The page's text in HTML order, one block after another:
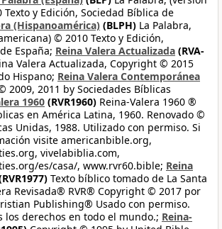
y Edición, Sociedad Bíblica de
(Hispanoamérica) (BLPH) La Palabra,
© 2010 Texto y Edición,
España; Reina Valera Actualizada (RVA-
Valera Actualizada, Copyright © 2015
Hispano; Reina Valera Contemporánea
2009, 2011 by Sociedades Bíblicas
1960 (RVR1960) Reina-Valera 1960 ®
en América Latina, 1960. Renovado ©
Unidas, 1988. Utilizado con permiso. Si
visite americanbible.org,
vivelabiblia.com,
es/casa/, www.rvr60.bible; Reina
Texto bíblico tomado de La Santa
Revisada® RVR® Copyright © 2017 por
Publishing® Usado con permiso.
los derechos en todo el mundo.; Reina-